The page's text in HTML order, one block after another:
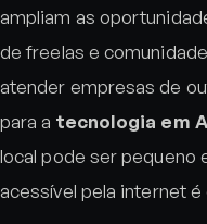
ampliam as
de freelas e
atender empresas de
para a tecnologia em
local pode ser pequeno
acessível pela internet é